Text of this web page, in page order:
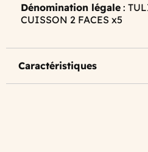
Dénomination légale :
CUISSON 2 FACES x5
Caractéristiques